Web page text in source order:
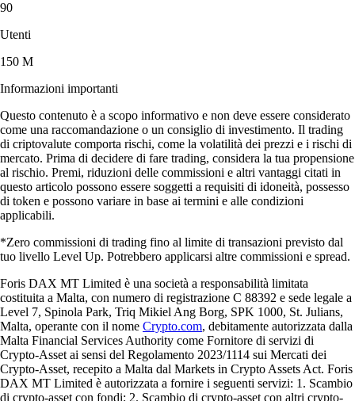
90
Utenti
150 M
Informazioni importanti
Questo contenuto è a scopo informativo e non deve essere considerato
come una raccomandazione o un consiglio di investimento. Il trading
di criptovalute comporta rischi, come la volatilità dei prezzi e i rischi di
mercato. Prima di decidere di fare trading, considera la tua propensione
al rischio. Premi, riduzioni delle commissioni e altri vantaggi citati in
questo articolo possono essere soggetti a requisiti di idoneità, possesso
di token e possono variare in base ai termini e alle condizioni
applicabili.
*Zero commissioni di trading fino al limite di transazioni previsto dal
tuo livello Level Up. Potrebbero applicarsi altre commissioni e spread.
Foris DAX MT Limited è una società a responsabilità limitata
costituita a Malta, con numero di registrazione C 88392 e sede legale a
Level 7, Spinola Park, Triq Mikiel Ang Borg, SPK 1000, St. Julians,
Malta, operante con il nome Crypto.com, debitamente autorizzata dalla
Malta Financial Services Authority come Fornitore di servizi di
Crypto-Asset ai sensi del Regolamento 2023/1114 sui Mercati dei
Crypto-Asset, recepito a Malta dal Markets in Crypto Assets Act. Foris
DAX MT Limited è autorizzata a fornire i seguenti servizi: 1. Scambio
di crypto-asset con fondi; 2. Scambio di crypto-asset con altri crypto-